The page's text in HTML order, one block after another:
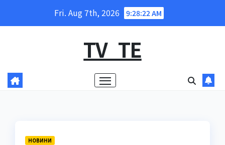
Fri. Aug 7th, 2026 9:28:23 AM
TV_TE
НОВИНИ